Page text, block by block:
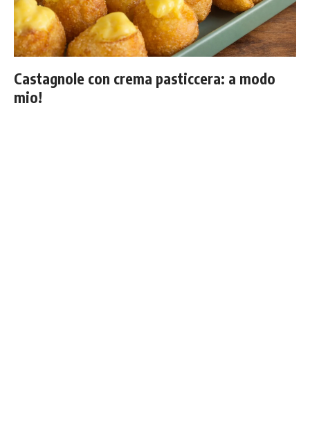
Castagnole con crema pasticcera: a modo
mio!